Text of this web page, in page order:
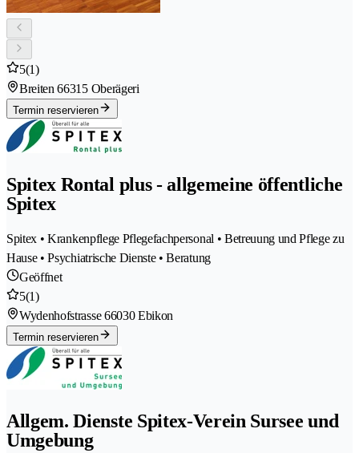
5(1)
Breiten 66315 Oberägeri
Termin reservieren
Spitex Rontal plus - allgemeine öffentliche
Spitex
Spitex • Krankenpflege Pflegefachpersonal • Betreuung und Pflege zu
Hause • Psychiatrische Dienste • Beratung
Geöffnet
5(1)
Wydenhofstrasse 66030 Ebikon
Termin reservieren
Allgem. Dienste Spitex-Verein Sursee und
Umgebung